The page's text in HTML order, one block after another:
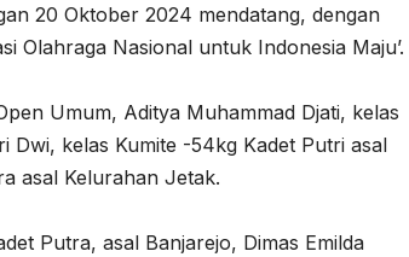
20 Oktober 2024 mendatang, dengan
Olahraga Nasional untuk Indonesia Maju’.
Umum, Aditya Muhammad Djati, kelas
Dwi, kelas Kumite -54kg Kadet Putri asal
asal Kelurahan Jetak.
Putra, asal Banjarejo, Dimas Emilda